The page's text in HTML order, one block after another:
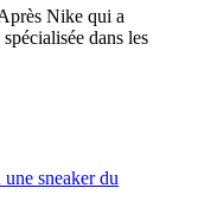
Nike qui a
dans les
sneaker du